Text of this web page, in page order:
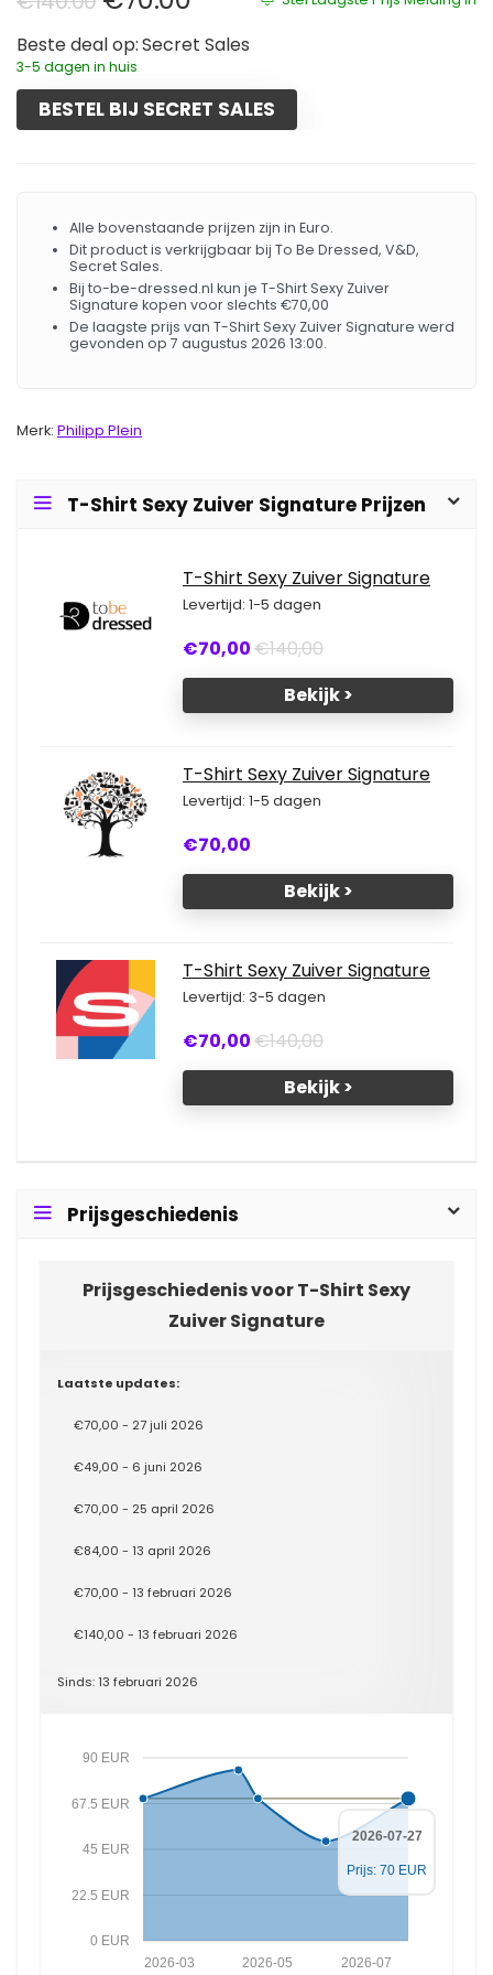
Beste deal op: Secret Sales
3-5 dagen in huis
BESTEL BIJ SECRET SALES
Alle bovenstaande prijzen zijn in Euro.
Dit product is verkrijgbaar bij To Be Dressed, V&D,
Secret Sales.
Bij to-be-dressed.nl kun je T-Shirt Sexy Zuiver
Signature kopen voor slechts €70,00
De laagste prijs van T-Shirt Sexy Zuiver Signature werd
gevonden op 7 augustus 2026 13:00.
Merk: Philipp Plein
T-Shirt Sexy Zuiver Signature Prijzen
T-Shirt Sexy Zuiver Signature
Levertijd: 1-5 dagen
€70,00€140,00
Bekijk >
T-Shirt Sexy Zuiver Signature
Levertijd: 1-5 dagen
€70,00
Bekijk >
T-Shirt Sexy Zuiver Signature
Levertijd: 3-5 dagen
€70,00€140,00
Bekijk >
Prijsgeschiedenis
Prijsgeschiedenis voor T-Shirt Sexy
Zuiver Signature
Laatste updates:
€70,00 - 27 juli 2026
€49,00 - 6 juni 2026
€70,00 - 25 april 2026
€84,00 - 13 april 2026
€70,00 - 13 februari 2026
€140,00 - 13 februari 2026
Sinds: 13 februari 2026
0 EUR
22.5 EUR
45 EUR
67.5 EUR
90 EUR
2026-07
2026-05
2026-03
2026-07-27
Prijs: 70 EUR